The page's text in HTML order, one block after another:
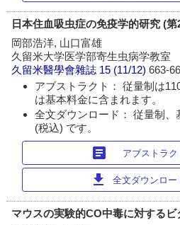
日本住血吸虫症の免疫学的研究 (第
岡部浩洋, 山口富雄
久留米大学医学部寄生虫病学教室
久留米醫學會雜誌 15 (11/12)663-
アブストラクト： 従量制は
は基本料金に含まれます。
全文ダウンロード： 従量制、
(税込) です。
article アブストラ
download 全文ダウンロー
マウスの実験的CO中毒に対するビ